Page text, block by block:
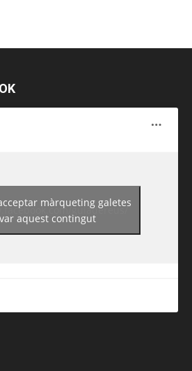
guiadereus/
màrqueting galetes
aquest contingut